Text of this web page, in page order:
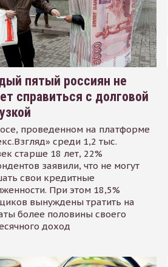
пятый россиян не
справиться с долговой
проведенном на платформе
среди 1,2 тыс.
старше 18 лет, 22%
заявили, что не могут
свои кредитные
При этом 18,5%
вынуждены тратить на
более половины своего
доход